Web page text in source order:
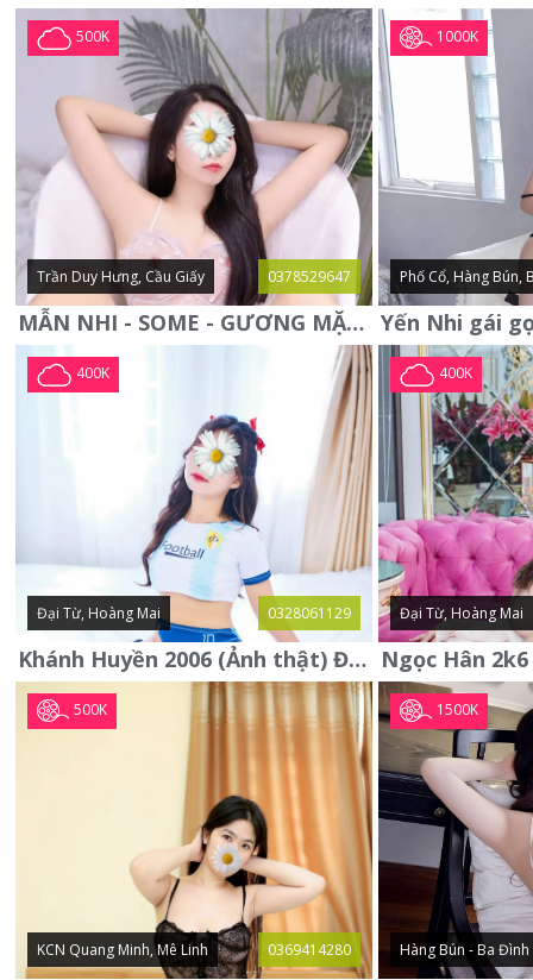
500K
Trần Duy Hưng, Cầu Giấy 0378529647
MẪN NHI - SOME - GƯƠNG MẶT XINH XẮN -CỰC CHIỀU KHÁCH
1000K
Phố Cổ, Hàng Bún,
400K
Đại Từ, Hoàng Mai 0328061129
Khánh Huyền 2006 (Ảnh thật) Đại từ - Hoàng Mai
400K
Đại Từ, Hoàng Mai
500K
KCN Quang Minh, Mê Linh 0369414280
1500K
Hàng Bún - Ba Đình